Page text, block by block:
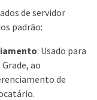
de servidor
padrão:
: Usado para
ao
de